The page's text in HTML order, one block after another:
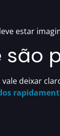
estar
são
deixar